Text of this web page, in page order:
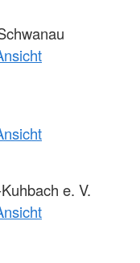
e. V.